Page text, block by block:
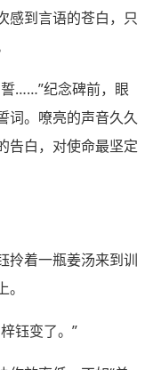
感到言语的苍白，只
……”纪念碑前，眼
词。嘹亮的声音久久
告白，对使命最坚定
拎着一瓶姜汤来到训
钰变了。”